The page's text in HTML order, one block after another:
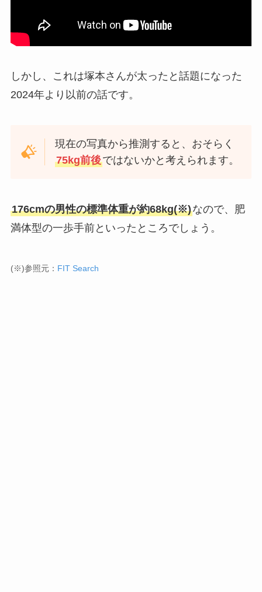
しかし、これは塚本さんが太ったと話題になった
2024年より以前の話です。
現在の写真から推測すると、おそらく
75kg前後ではないかと考えられます。
176cmの男性の標準体重が約68kg(※)なので、肥
満体型の一歩手前といったところでしょう。
(※)参照元： FIT Search